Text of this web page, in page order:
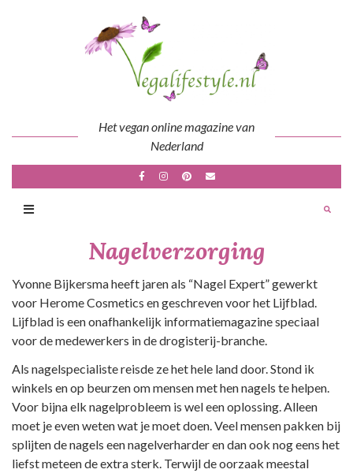
Het vegan online magazine van
Nederland
Nagelverzorging
Yvonne Bijkersma heeft jaren als “Nagel Expert” gewerkt
voor Herome Cosmetics en geschreven voor het Lijfblad.
Lijfblad is een onafhankelijk informatiemagazine speciaal
voor de medewerkers in de drogisterij-branche.
Als nagelspecialiste reisde ze het hele land door. Stond ik
winkels en op beurzen om mensen met hen nagels te helpen.
Voor bijna elk nagelprobleem is wel een oplossing. Alleen
moet je even weten wat je moet doen. Veel mensen pakken bij
splijten de nagels een nagelverharder en dan ook nog eens het
liefst meteen de extra sterk. Terwijl de oorzaak meestal